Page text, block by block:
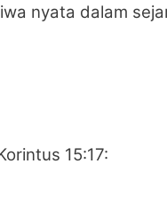
nyata dalam
15:17: